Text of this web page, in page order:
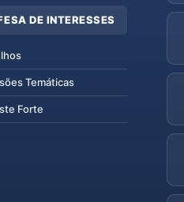
DE INTERESSES
Temáticas
Forte